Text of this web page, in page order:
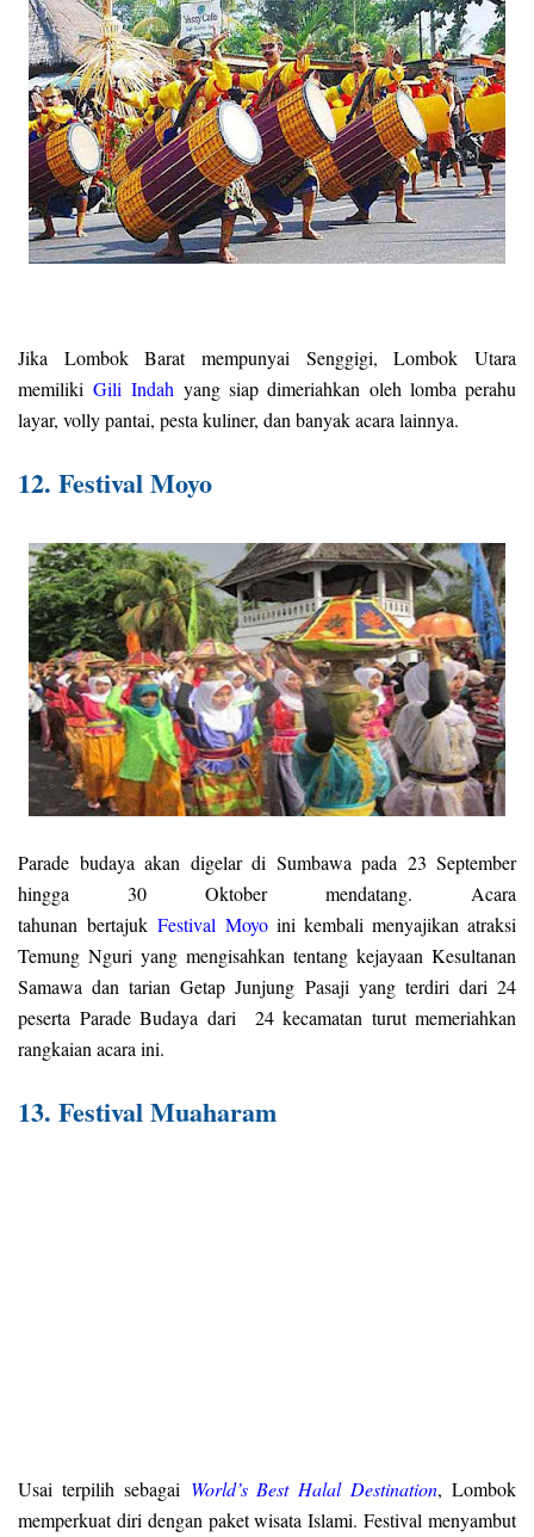
Jika Lombok Barat mempunyai Senggigi, Lombok Utara
memilikiGili Indahyang siap dimeriahkan oleh lomba perahu
layar, volly pantai, pesta kuliner, dan banyak acara lainnya.
12. Festival Moyo
Parade budaya akan digelar di Sumbawa pada 23 September
hingga 30 Oktober mendatang. Acara
tahunan bertajuk Festival Moyo ini kembali menyajikan atraksi
Temung Nguri yang mengisahkan tentang kejayaan Kesultanan
Samawa dan tarian Getap Junjung Pasaji yang terdiri dari 24
peserta Parade Budaya dari 24 kecamatan turut memeriahkan
rangkaian acara ini.
13. Festival Muaharam
Usai terpilih sebagai World’s Best Halal Destination, Lombok
memperkuat diri dengan paket wisata Islami. Festival menyambut